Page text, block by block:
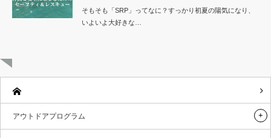
そもそも「SRP」ってなに？すっかり初夏の陽気になり、
いよいよ大好きな…
アウトドアプログラム